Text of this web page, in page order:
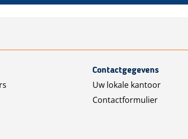
Contactgegevens
Uw lokale kantoor
Contactformulier